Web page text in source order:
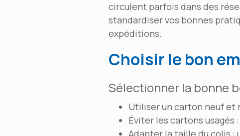
circulent parfois dans des
standardiser vos bonnes
expéditions.
Choisir le bon
Sélectionner la bonne
Utiliser un carton neuf et
Éviter les cartons